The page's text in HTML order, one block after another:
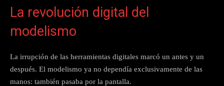
La revolución digital del
modelismo
La irrupción de las herramientas digitales marcó un antes y un
después. El modelismo ya no dependía exclusivamente de las
manos: también pasaba por la pantalla.